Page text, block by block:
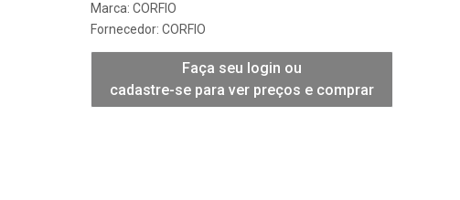
Marca: CORFIO
Fornecedor: CORFIO
Faça seu login ou
cadastre-se para ver preços e comprar